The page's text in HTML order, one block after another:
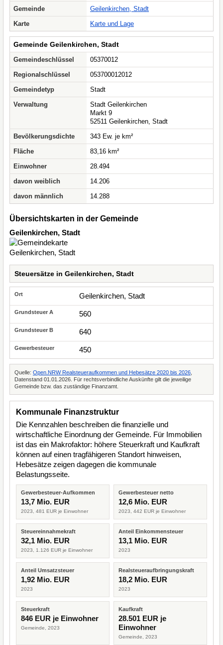
Gemeinde
Geilenkirchen, Stadt
Karte
Karte und Lage
Gemeinde Geilenkirchen, Stadt
Gemeindeschlüssel
05370012
Regionalschlüssel
053700012012
Gemeindetyp
Stadt
Verwaltung
Stadt Geilenkirchen
Markt 9
52511 Geilenkirchen, Stadt
Bevölkerungsdichte
343 Ew. je km²
Fläche
83,16 km²
Einwohner
28.494
davon weiblich
14.206
davon männlich
14.288
Übersichtskarten in der Gemeinde
Geilenkirchen, Stadt
Steuersätze in Geilenkirchen, Stadt
Geilenkirchen, Stadt
560
640
450
Quelle: Open.NRW Realsteueraufkommen und Hebesätze 2020 bis 2026
Datenstand 01.01.2026. Für rechtsverbindliche Auskünfte gilt die jeweilige
Gemeinde bzw. das zuständige Finanzamt.
Kommunale Finanzstruktur
Die Kennzahlen beschreiben die finanzielle und
wirtschaftliche Einordnung der Gemeinde. Für Immobilien
ist das ein Makrofaktor: höhere Steuerkraft und Kaufkraft
können auf einen tragfähigeren Standort hinweisen,
Hebesätze zeigen dagegen die kommunale
Belastungsseite.
Gewerbesteuer-Aufkommen
13,7 Mio. EUR
2023, 481 EUR je Einwohner
Gewerbesteuer netto
12,6 Mio. EUR
2023, 442 EUR je Einwohner
Steuereinnahmekraft
32,1 Mio. EUR
2023, 1.126 EUR je Einwohner
Anteil Einkommensteuer
13,1 Mio. EUR
2023
Anteil Umsatzsteuer
1,92 Mio. EUR
2023
Realsteueraufbringungskraft
18,2 Mio. EUR
2023
Steuerkraft
846 EUR je Einwohner
Gemeinde, 2023
Kaufkraft
28.501 EUR je
Einwohner
Gemeinde, 2023